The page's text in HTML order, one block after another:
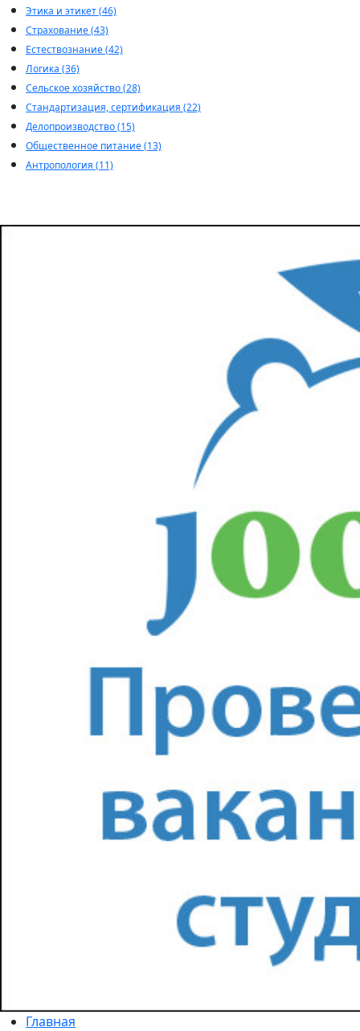
Этика и этикет (46)
Страхование (43)
Естествознание (42)
Логика (36)
Сельское хозяйство (28)
Стандартизация, сертификация (22)
Делопроизводство (15)
Общественное питание (13)
Антропология (11)
Главная